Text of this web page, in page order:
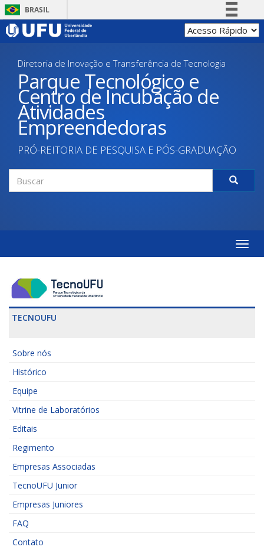
Pular
para
BRASIL
Simplifique!
Participe
Acesso à informação
Legislação
Diretoria de Inovação e Transferência de Tecnologia
Parque Tecnológico e
Centro de Incubação de
Atividades
Empreendedoras
PRÓ-REITORIA DE PESQUISA E PÓS-GRADUAÇÃO
Formulário
de
Toggle
TECNOUFU
Sobre nós
Histórico
Equipe
Vitrine de Laboratórios
Editais
Regimento
Empresas Associadas
TecnoUFU Junior
Empresas Juniores
FAQ
Contato